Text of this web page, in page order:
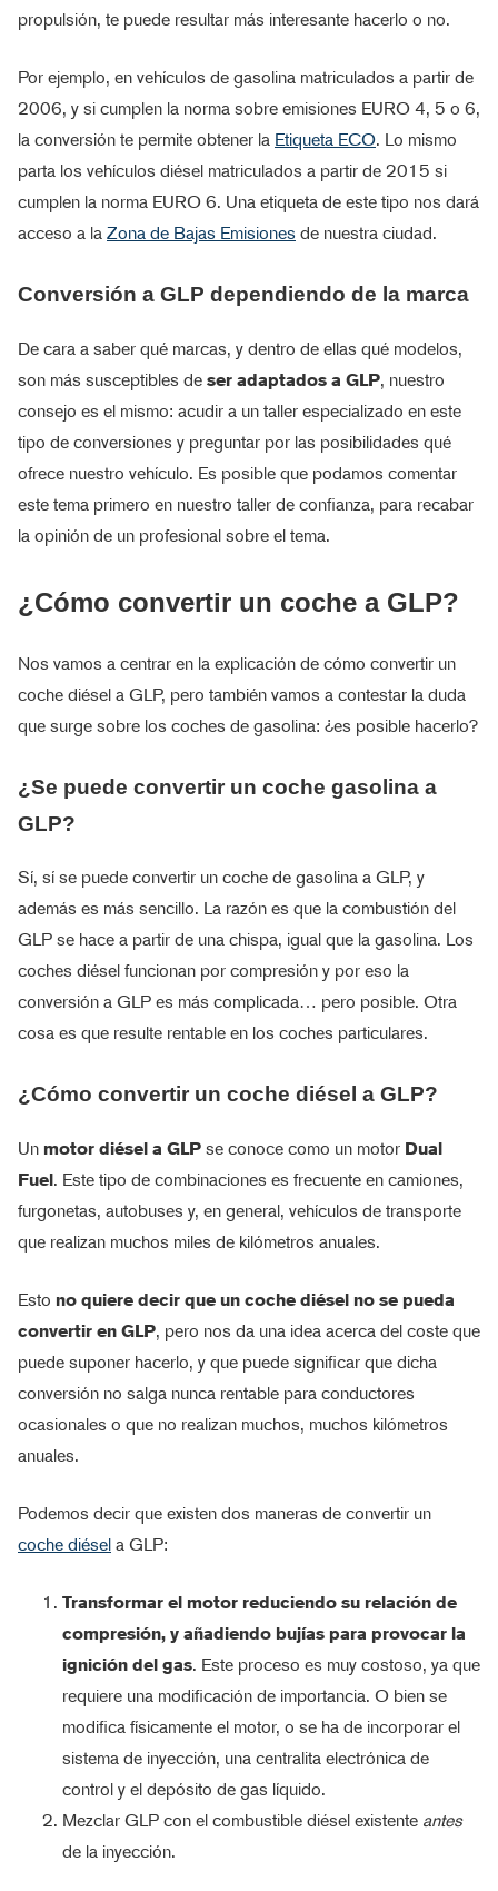
propulsión, te puede resultar más interesante hacerlo o no.
Por ejemplo, en vehículos de gasolina matriculados a partir de
2006, y si cumplen la norma sobre emisiones EURO 4, 5 o 6,
la conversión te permite obtener la Etiqueta ECO. Lo mismo
parta los vehículos diésel matriculados a partir de 2015 si
cumplen la norma EURO 6. Una etiqueta de este tipo nos dará
acceso a la Zona de Bajas Emisiones de nuestra ciudad.
Conversión a GLP dependiendo de la marca
De cara a saber qué marcas, y dentro de ellas qué modelos,
son más susceptibles de ser adaptados a GLP, nuestro
consejo es el mismo: acudir a un taller especializado en este
tipo de conversiones y preguntar por las posibilidades qué
ofrece nuestro vehículo. Es posible que podamos comentar
este tema primero en nuestro taller de confianza, para recabar
la opinión de un profesional sobre el tema.
¿Cómo convertir un coche a GLP?
Nos vamos a centrar en la explicación de cómo convertir un
coche diésel a GLP, pero también vamos a contestar la duda
que surge sobre los coches de gasolina: ¿es posible hacerlo?
¿Se puede convertir un coche gasolina a
GLP?
Sí, sí se puede convertir un coche de gasolina a GLP, y
además es más sencillo. La razón es que la combustión del
GLP se hace a partir de una chispa, igual que la gasolina. Los
coches diésel funcionan por compresión y por eso la
conversión a GLP es más complicada… pero posible. Otra
cosa es que resulte rentable en los coches particulares.
¿Cómo convertir un coche diésel a GLP?
Un motor diésel a GLP se conoce como un motor Dual
Fuel. Este tipo de combinaciones es frecuente en camiones,
furgonetas, autobuses y, en general, vehículos de transporte
que realizan muchos miles de kilómetros anuales.
Esto no quiere decir que un coche diésel no se pueda
convertir en GLP, pero nos da una idea acerca del coste que
puede suponer hacerlo, y que puede significar que dicha
conversión no salga nunca rentable para conductores
ocasionales o que no realizan muchos, muchos kilómetros
anuales.
Podemos decir que existen dos maneras de convertir un
coche diésel a GLP:
Transformar el motor reduciendo su relación de
compresión, y añadiendo bujías para provocar la
ignición del gas. Este proceso es muy costoso, ya que
requiere una modificación de importancia. O bien se
modifica físicamente el motor, o se ha de incorporar el
sistema de inyección, una centralita electrónica de
control y el depósito de gas líquido.
Mezclar GLP con el combustible diésel existente antes
de la inyección.